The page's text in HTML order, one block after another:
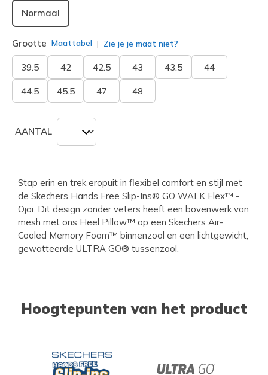
Normaal
Grootte Maattabel Zie je je maat niet?
39.5 42 42.5 43 43.5 44
44.5 45.5 47 48
AANTAL
Stap erin en trek eropuit in flexibel comfort en stijl met
de Skechers Hands Free Slip-Ins® GO WALK Flex™ -
Ojai. Dit design zonder veters heeft een bovenwerk van
mesh met ons Heel Pillow™ op een Skechers Air-
Cooled Memory Foam™ binnenzool en een lichtgewicht,
gewatteerde ULTRA GO® tussenzool.
Hoogtepunten van het product